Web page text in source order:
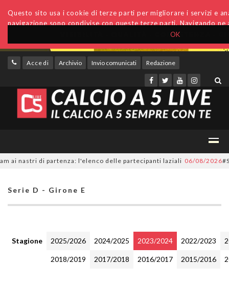
OK
Questo sito usa i cookie di terze parti per migliorare i servizi e
navigazione sono condivise con queste terze parti. Navigando
Accedi Archivio Invio comunicati Redazione
nastri di partenza: l'elenco delle partecipanti laziali 06/08/2026
Serie D - Girone E
Stagione 2025/2026 2024/2025 2023/2024 2022/2023
2018/2019 2017/2018 2016/2017 2015/2016